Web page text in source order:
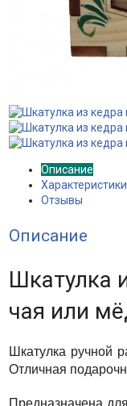
Описание
Характеристики
Отзывы
Описание
Шкатулка
чая или
Шкатулка ручной
Отличная
Предназначена